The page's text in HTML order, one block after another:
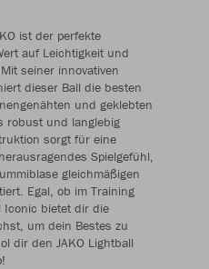
ist der perfekte
auf Leichtigkeit und
seiner innovativen
dieser Ball die besten
und geklebten
robust und langlebig
sorgt für eine
Spielgefühl,
gleichmäßigen
Egal, ob im Training
Iconic bietet dir die
um dein Bestes zu
dir den JAKO Lightball